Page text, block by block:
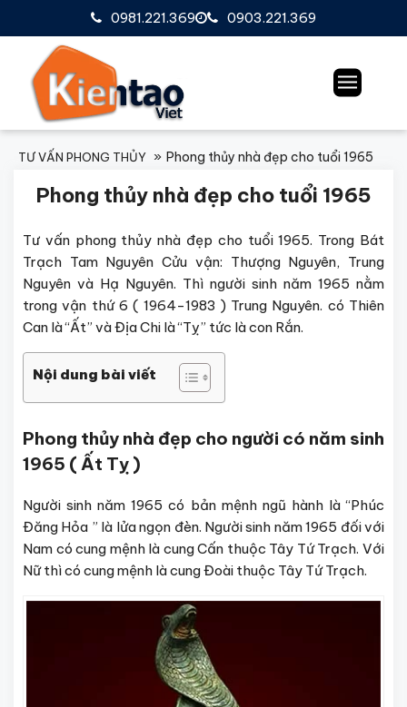
0903.221.369
0981.221.369
TƯ VẤN PHONG THỦY Phong thủy nhà đẹp cho tuổi 1965
Phong thủy nhà đẹp cho tuổi 1965
Tư vấn phong thủy nhà đẹp cho tuổi 1965. Trong Bát
Trạch Tam Nguyên Cửu vận: Thượng Nguyên, Trung
Nguyên và Hạ Nguyên. Thì người sinh năm 1965 nằm
trong vận thứ 6 ( 1964-1983 ) Trung Nguyên. có Thiên
Can là “Ất” và Địa Chi là “Tỵ” tức là con Rắn.
Nội dung bài viết
Phong thủy nhà đẹp cho người có năm sinh
1965 ( Ất Tỵ )
Người sinh năm 1965 có bản mệnh ngũ hành là “Phúc
Đăng Hỏa ” là lửa ngọn đèn. Người sinh năm 1965 đối với
Nam có cung mệnh là cung Cấn thuộc Tây Tứ Trạch. Với
Nữ thì có cung mệnh là cung Đoài thuộc Tây Tứ Trạch.